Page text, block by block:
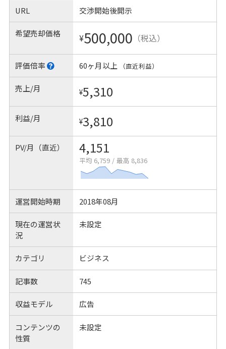
URL 交渉開始後開示
希望売却価格 ¥500,000 （税込）
評価倍率 60ヶ月以上 （直近利益）
売上/月 ¥5,310
利益/月 ¥3,810
PV/月（直近） 4,151
平均 6,759 / 最高 8,836
運営開始時期 2018年08月
現在の運営状
況
未設定
カテゴリ ビジネス
記事数 745
収益モデル 広告
コンテンツの
性質
未設定